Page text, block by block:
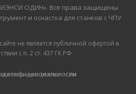
ОДИН». Все права защищены
и оснастка для станков с ЧПУ
не является публичной офертой в
с п. 2 ст. 437 ГК РФ
конфиденциальности
технологии